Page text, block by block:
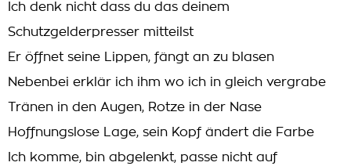
Ich denk nicht dass du das deinem
Schutzgelderpresser mitteilst
Er öffnet seine Lippen, fängt an zu blasen
Nebenbei erklär ich ihm wo ich in gleich vergrabe
Tränen in den Augen, Rotze in der Nase
Hoffnungslose Lage, sein Kopf ändert die Farbe
Ich komme, bin abgelenkt, passe nicht auf